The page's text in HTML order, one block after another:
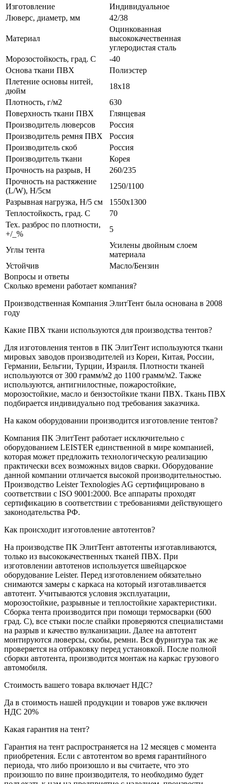
Изготовление
Индивидуальное
Люверс, диаметр, мм
42/38
Материал
Оцинкованная
высококачественная
углеродистая сталь
Морозостойкость, град. С
-40
Основа ткани ПВХ
Полиэстер
Плетение основы нитей,
дюйм
18х18
Плотность, г/м2
630
Поверхность ткани ПВХ
Глянцевая
Производитель люверсов
Россия
Производитель ремня ПВХ
Россия
Производитель скоб
Россия
Производитель ткани
Корея
Прочность на разрыв, H
260/235
Прочность на растяжение
(L/W), Н/5см
1250/1100
Разрывная нагрузка, Н/5 см
1550х1300
Теплостойкость, град. С
70
Тех. разброс по плотности,
+/_%
5
Углы тента
Усилены двойным слоем
материала
Устойчив
Масло/Бензин
Вопросы и ответы
Сколько времени работает компания?
Производственная Компания ЭлитТент была основана в 2008
году
Какие ПВХ ткани используются для производства тентов?
Для изготовления тентов в ПК ЭлитТент используются ткани
мировых заводов производителей из Кореи, Китая, России,
Германии, Бельгии, Турции, Израиля. Плотности тканей
используются от 300 грамм/м2 до 1100 грамм/м2. Также
используются, антигнилостные, пожаростойкие,
морозостойкие, масло и бензостойкие ткани ПВХ. Ткань ПВХ
подбирается индивидуально под требования заказчика.
На каком оборудовании производится изготовление тентов?
Компания ПК ЭлитТент работает исключительно с
оборудованием LEISTER единственной в мире компанией,
которая может предложить технологическую реализацию
практически всех возможных видов сварки. Оборудование
данной компании отличается высокой производительностью.
Производство Leister Texnologies AG сертифицировано в
соответствии с ISO 9001:2000. Все аппараты проходят
сертификацию в соответствии с требованиями действующего
законодательства РФ.
Как происходит изготовление автотентов?
На производстве ПК ЭлитТент автотенты изготавливаются,
только из высококачественных тканей ПВХ. При
изготовлении автотенов используется швейцарское
оборудование Leister. Перед изготовлением обязательно
снимаются замеры с каркаса на который изготавливается
автотент. Учитываются условия эксплуатации,
морозостойкие, разрывные и теплостойкие характеристики.
Сборка тента производится при помощи термосварки (600
град. С), все стыки после спайки проверяются специалистами
на разрыв и качество вулканизации. Далее на автотент
монтируются люверсы, скобы, ремни. Вся фурнитура так же
проверяется на отбраковку перед установкой. После полной
сборки автотента, производится монтаж на каркас грузового
автомобиля.
Стоимость вашего товара включает НДС?
Да в стоимость нашей продукции и товаров уже включен
НДС 20%
Какая гарантия на тент?
Гарантия на тент распространяется на 12 месяцев с момента
приобретения. Если с автотентом во время гарантийного
периода, что либо произошло и вы считаете, что это
произошло по вине производителя, то необходимо будет